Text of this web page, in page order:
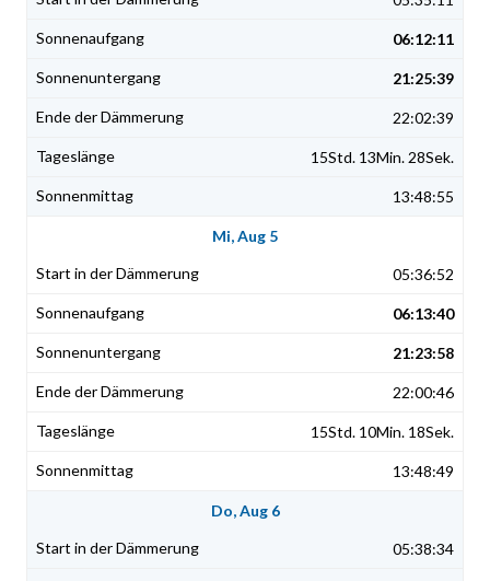
06:12:11
21:25:39
22:02:39
15Std. 13Min. 28Sek.
13:48:55
Mi, Aug 5
05:36:52
06:13:40
21:23:58
22:00:46
15Std. 10Min. 18Sek.
13:48:49
Do, Aug 6
05:38:34